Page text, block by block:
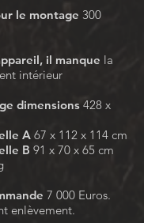
le montage 300
il manque la
intérieur
dimensions 428 x
A 67 x 112 x 114 cm
B 91 x 70 x 65 cm
7 000 Euros.
enlèvement.